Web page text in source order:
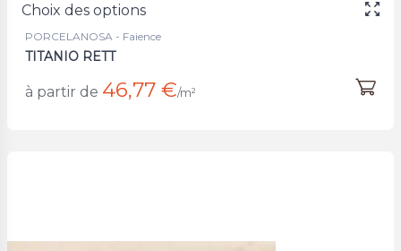
Choix des options
PORCELANOSA - Faience
TITANIO RETT
à partir de 46,77 €/m²